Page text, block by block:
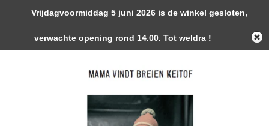
0 Artikelen - €0,00
Vrijdagvoormiddag 5 juni 2026 is de winkel gesloten,
verwachte opening rond 14.00. Tot weldra !